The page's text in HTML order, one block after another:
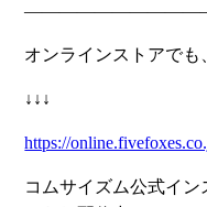
オンラインストアでも
↓↓↓
https://
コムサイズム公式イ